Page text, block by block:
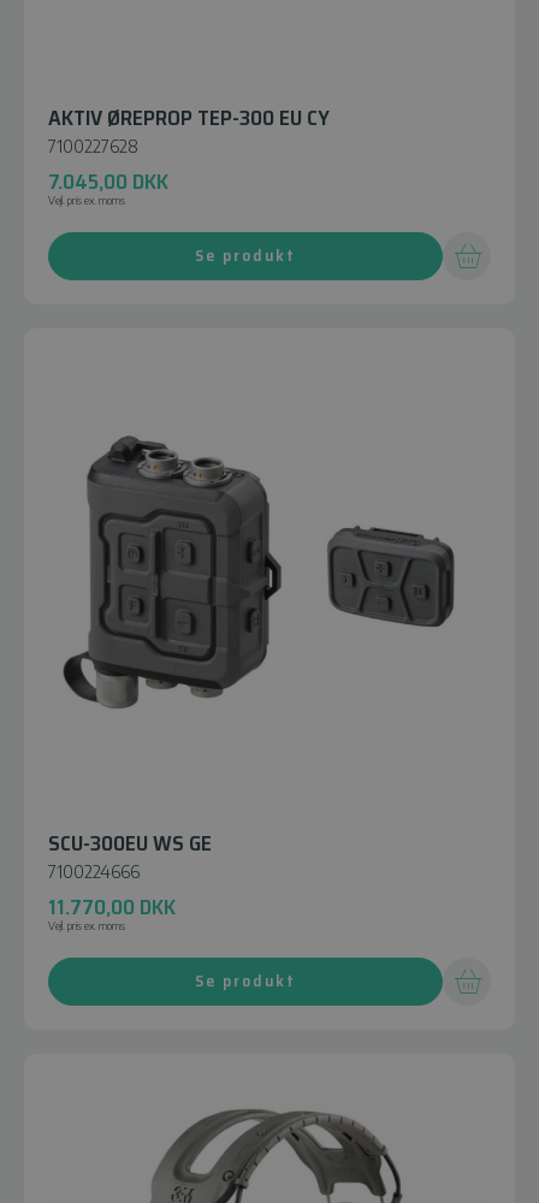
AKTIV ØREPROP TEP-300 EU CY
7100227628
7.045,00 DKK
Vejl. pris ex. moms
Se produkt
SCU-300EU WS GE
7100224666
11.770,00 DKK
Vejl. pris ex. moms
Se produkt